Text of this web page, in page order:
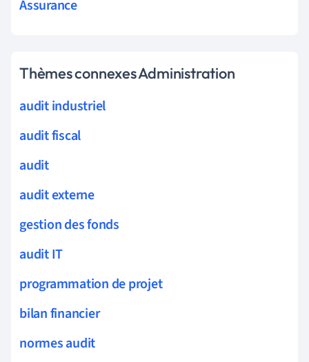
Assurance
Thèmes connexes Administration
audit industriel
audit fiscal
audit
audit externe
gestion des fonds
audit IT
programmation de projet
bilan financier
normes audit